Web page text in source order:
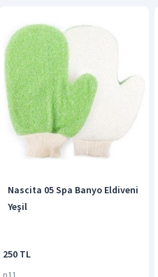
Nascita 05 Spa Banyo Eldiveni
Yeşil
250 TL
n11